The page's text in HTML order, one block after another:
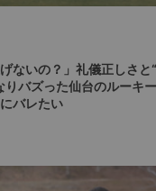
げないの？」礼儀正しさ
りバズった仙台のルーキ
バレたい